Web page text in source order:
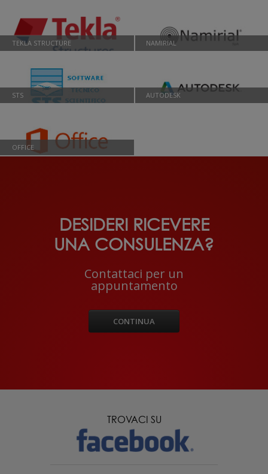
TEKLA STRUCTURE NAMIRIAL
STS AUTODESK
OFFICE
DESIDERI RICEVERE
UNA CONSULENZA?
Contattaci per un
appuntamento
CONTINUA
TROVACI SU